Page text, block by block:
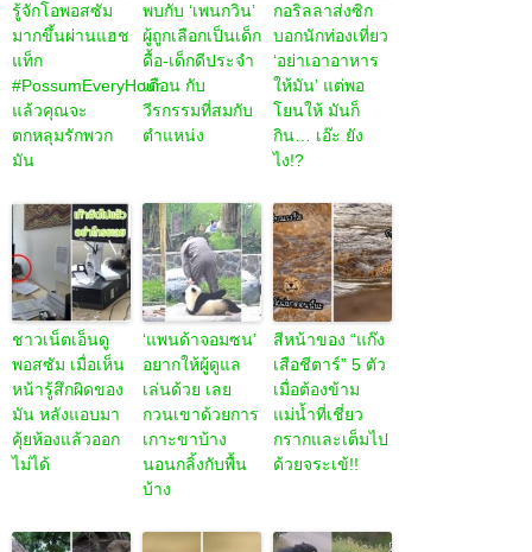
รู้จักโอพอสซัม
มากขึ้นผ่านแฮช
แท็ก
#PossumEveryHour
แล้วคุณจะ
ตกหลุมรักพวก
มัน
พบกับ ‘เพนกวิน’
ผู้ถูกเลือกเป็นเด็ก
ดื้อ-เด็กดีประจำ
เดือน กับ
วีรกรรมที่สมกับ
ตำแหน่ง
กอริลลาส่งซิก
บอกนักท่องเที่ยว
‘อย่าเอาอาหาร
ให้มัน’ แต่พอ
โยนให้ มันก็
กิน… เอ๊ะ ยัง
ไง!?
ชาวเน็ตเอ็นดู
พอสซัม เมื่อเห็น
หน้ารู้สึกผิดของ
มัน หลังแอบมา
คุ้ยห้องแล้วออก
ไม่ได้
‘แพนด้าจอมซน’
อยากให้ผู้ดูแล
เล่นด้วย เลย
กวนเขาด้วยการ
เกาะขาบ้าง
นอนกลิ้งกับพื้น
บ้าง
สีหน้าของ “แก๊ง
เสือชีตาร์” 5 ตัว
เมื่อต้องข้าม
แม่น้ำที่เชี่ยว
กรากและเต็มไป
ด้วยจระเข้!!